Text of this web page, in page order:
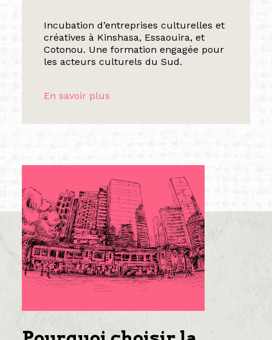
Incubation d’entreprises culturelles et
créatives à Kinshasa, Essaouira, et
Cotonou. Une formation engagée pour
les acteurs culturels du Sud.
En savoir plus